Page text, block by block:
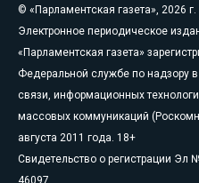
© «Парламентская газета», 2026 г.
Электронное периодическое
«Парламентская газета»
Федеральной службе по надзору
связи, информационных
массовых коммуникаций
августа 2011 года. 18+
Свидетельство о регистрации Эл
46097